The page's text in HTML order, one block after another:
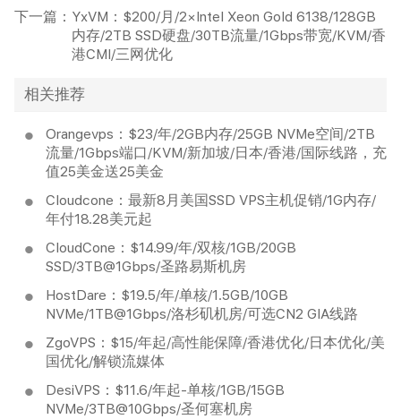
下一篇： YxVM：$200/月/2×Intel Xeon Gold 6138/128GB
内存/2TB SSD硬盘/30TB流量/1Gbps带宽/KVM/香
港CMI/三网优化
相关推荐
Orangevps：$23/年/2GB内存/25GB NVMe空间/2TB
流量/1Gbps端口/KVM/新加坡/日本/香港/国际线路，充
值25美金送25美金
Cloudcone：最新8月美国SSD VPS主机促销/1G内存/
年付18.28美元起
CloudCone：$14.99/年/双核/1GB/20GB
SSD/3TB@1Gbps/圣路易斯机房
HostDare：$19.5/年/单核/1.5GB/10GB
NVMe/1TB@1Gbps/洛杉矶机房/可选CN2 GIA线路
ZgoVPS：$15/年起/高性能保障/香港优化/日本优化/美
国优化/解锁流媒体
DesiVPS：$11.6/年起-单核/1GB/15GB
NVMe/3TB@10Gbps/圣何塞机房